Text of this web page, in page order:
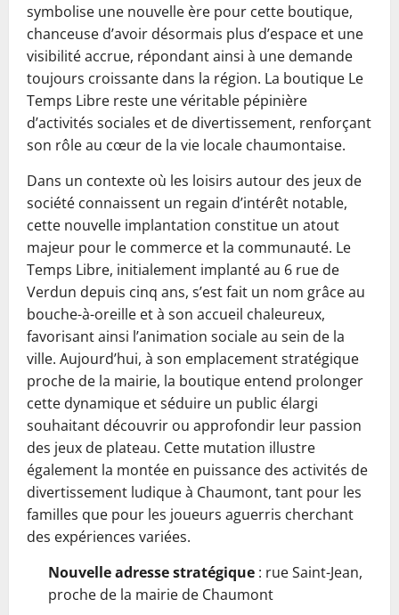
symbolise une nouvelle ère pour cette boutique,
chanceuse d’avoir désormais plus d’espace et une
visibilité accrue, répondant ainsi à une demande
toujours croissante dans la région. La boutique Le
Temps Libre reste une véritable pépinière
d’activités sociales et de divertissement, renforçant
son rôle au cœur de la vie locale chaumontaise.
Dans un contexte où les loisirs autour des jeux de
société connaissent un regain d’intérêt notable,
cette nouvelle implantation constitue un atout
majeur pour le commerce et la communauté. Le
Temps Libre, initialement implanté au 6 rue de
Verdun depuis cinq ans, s’est fait un nom grâce au
bouche-à-oreille et à son accueil chaleureux,
favorisant ainsi l’animation sociale au sein de la
ville. Aujourd’hui, à son emplacement stratégique
proche de la mairie, la boutique entend prolonger
cette dynamique et séduire un public élargi
souhaitant découvrir ou approfondir leur passion
des jeux de plateau. Cette mutation illustre
également la montée en puissance des activités de
divertissement ludique à Chaumont, tant pour les
familles que pour les joueurs aguerris cherchant
des expériences variées.
Nouvelle adresse stratégique : rue Saint-Jean,
proche de la mairie de Chaumont